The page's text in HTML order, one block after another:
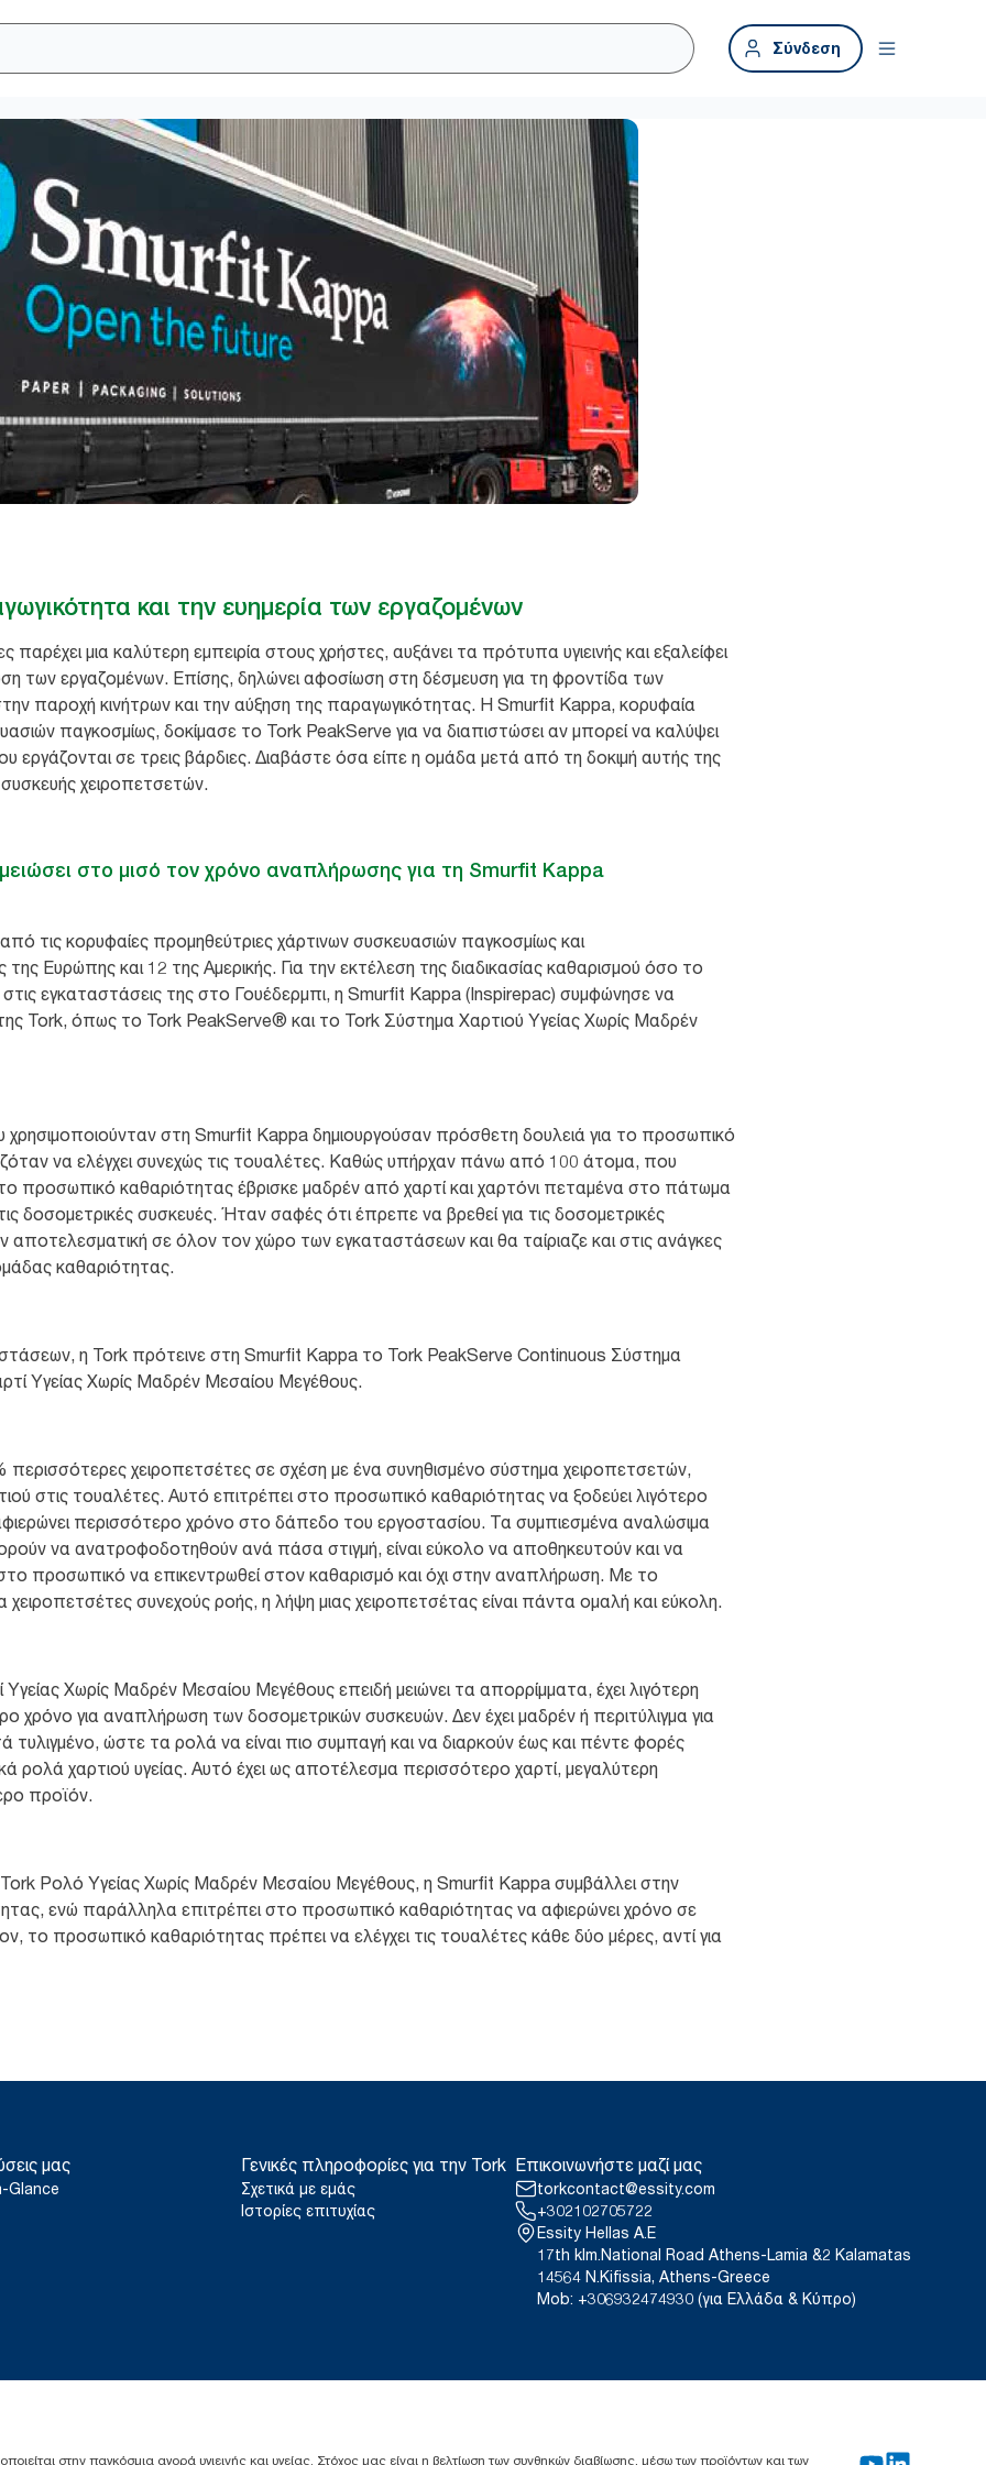
Σύνδεση
και την ευημερία των εργαζομένων
μια καλύτερη εμπειρία στους χρήστες, αυξάνει τα πρότυπα υγιεινής και εξαλείφει
των εργαζομένων. Επίσης, δηλώνει αφοσίωση στη δέσμευση για τη φροντίδα των
παροχή κινήτρων και την αύξηση της παραγωγικότητας. Η Smurfit Kappa, κορυφαία
παγκοσμίως, δοκίμασε το Tork PeakServe για να διαπιστώσει αν μπορεί να καλύψει
εργάζονται σε τρεις βάρδιες. Διαβάστε όσα είπε η ομάδα μετά από τη δοκιμή αυτής της
χειροπετσετών.
στο μισό τον χρόνο αναπλήρωσης για τη Smurfit Kappa
από τις κορυφαίες προμηθεύτριες χάρτινων συσκευασιών παγκοσμίως και
της Ευρώπης και 12 της Αμερικής. Για την εκτέλεση της διαδικασίας καθαρισμού όσο το
εγκαταστάσεις της στο Γουέδερμπι, η Smurfit Kappa (Inspirepac) συμφώνησε να
Tork, όπως το Tork PeakServe® και το Tork Σύστημα Χαρτιού Υγείας Χωρίς Μαδρέν
χρησιμοποιούνταν στη Smurfit Kappa δημιουργούσαν πρόσθετη δουλειά για το προσωπικό
να ελέγχει συνεχώς τις τουαλέτες. Καθώς υπήρχαν πάνω από 100 άτομα, που
προσωπικό καθαριότητας έβρισκε μαδρέν από χαρτί και χαρτόνι πεταμένα στο πάτωμα
δοσομετρικές συσκευές. Ήταν σαφές ότι έπρεπε να βρεθεί για τις δοσομετρικές
αποτελεσματική σε όλον τον χώρο των εγκαταστάσεων και θα ταίριαζε και στις ανάγκες
καθαριότητας.
η Tork πρότεινε στη Smurfit Kappa το Tork PeakServe Continuous Σύστημα
Υγείας Χωρίς Μαδρέν Μεσαίου Μεγέθους.
χειροπετσέτες σε σχέση με ένα συνηθισμένο σύστημα χειροπετσετών,
στις τουαλέτες. Αυτό επιτρέπει στο προσωπικό καθαριότητας να ξοδεύει λιγότερο
περισσότερο χρόνο στο δάπεδο του εργοστασίου. Τα συμπιεσμένα αναλώσιμα
να ανατροφοδοτηθούν ανά πάσα στιγμή, είναι εύκολο να αποθηκευτούν και να
προσωπικό να επικεντρωθεί στον καθαρισμό και όχι στην αναπλήρωση. Με το
συνεχούς ροής, η λήψη μιας χειροπετσέτας είναι πάντα ομαλή και εύκολη.
Χωρίς Μαδρέν Μεσαίου Μεγέθους επειδή μειώνει τα απορρίμματα, έχει λιγότερη
χρόνο για αναπλήρωση των δοσομετρικών συσκευών. Δεν έχει μαδρέν ή περιτύλιγμα για
τυλιγμένο, ώστε τα ρολά να είναι πιο συμπαγή και να διαρκούν έως και πέντε φορές
ρολά χαρτιού υγείας. Αυτό έχει ως αποτέλεσμα περισσότερο χαρτί, μεγαλύτερη
προϊόν.
Ρολό Υγείας Χωρίς Μαδρέν Μεσαίου Μεγέθους, η Smurfit Kappa συμβάλλει στην
ενώ παράλληλα επιτρέπει στο προσωπικό καθαριότητας να αφιερώνει χρόνο σε
το προσωπικό καθαριότητας πρέπει να ελέγχει τις τουαλέτες κάθε δύο μέρες, αντί για
μας
Glance
Γενικές πληροφορίες για την Tork
Σχετικά με εμάς
Ιστορίες επιτυχίας
Επικοινωνήστε μαζί μας
torkcontact@essity.com
+302102705722
Essity Hellas A.E
17th klm.National Road Athens-Lamia &2 Kalamatas
14564 N.Kifissia, Athens-Greece
Mob: +306932474930 (για Ελλάδα & Κύπρο)
στην παγκόσμια αγορά υγιεινής και υγείας. Στόχος μας είναι η βελτίωση των συνθηκών διαβίωσης, μέσω των προϊόντων και των